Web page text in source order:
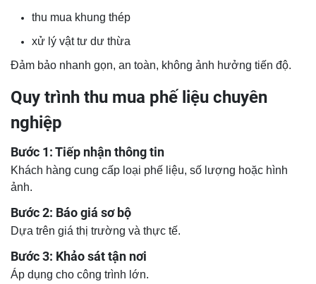
thu mua khung thép
xử lý vật tư dư thừa
Đảm bảo nhanh gọn, an toàn, không ảnh hưởng tiến độ.
Quy trình thu mua phế liệu chuyên
nghiệp
Bước 1: Tiếp nhận thông tin
Khách hàng cung cấp loại phế liệu, số lượng hoặc hình
ảnh.
Bước 2: Báo giá sơ bộ
Dựa trên giá thị trường và thực tế.
Bước 3: Khảo sát tận nơi
Áp dụng cho công trình lớn.